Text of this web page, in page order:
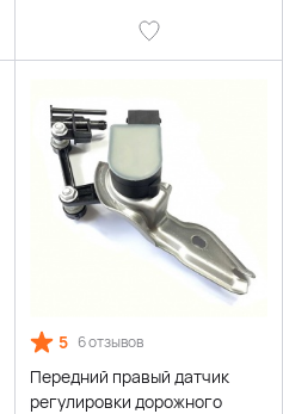
5 6 отзывов
Передний правый датчик
регулировки дорожного